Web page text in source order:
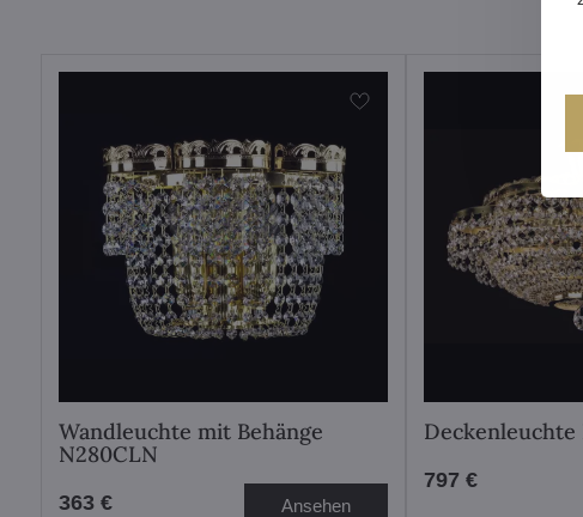
Wandleuchte mit Behänge
N280CLN
363 € Ansehen
Deckenleuchte
797 €